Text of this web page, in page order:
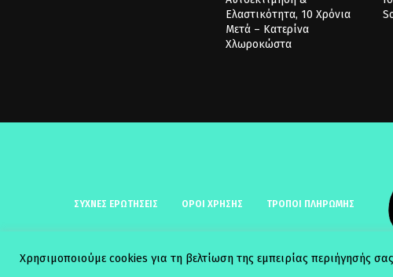
Ελαστικότητα, 10 Χρόνια
Μετά – Κατερίνα
Χλωροκώστα
ΣΥΧΝΈΣ ΕΡΩΤΉΣΕΙΣ ΟΡΟΙ ΧΡΗΣΗΣ ΤΡΟΠΟΙ ΠΛΗΡΩΜΗΣ
Χρησιμοποιούμε cookies για τη βελτίωση της εμπειρίας περιήγησής